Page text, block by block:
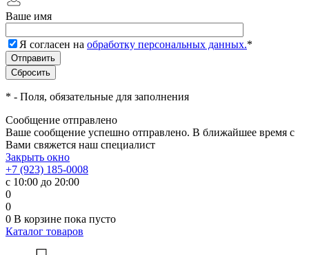
Ваше имя
Я согласен на обработку персональных данных.*
* - Поля, обязательные для заполнения
Сообщение отправлено
Ваше сообщение успешно отправлено. В ближайшее время с
Вами свяжется наш специалист
Закрыть окно
+7 (923) 185-0008
с 10:00 до 20:00
0
0
0 В корзине пока пусто
Каталог товаров